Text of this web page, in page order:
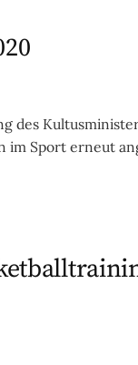
des
Sport erneut